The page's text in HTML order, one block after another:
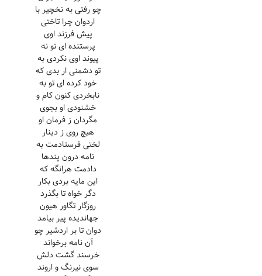
چو رفتی به نخچیر با
اردوان چرا تاختی
پیش فرزند اوی
پرستنده ای تو نه
پیوند اوی نکردی به
تو دشمنی ار بدی که
خود کرده ای تو به
نابخردی کنون کام و
خشنودی او بجوی
مگردان ز فرمان او
هیچ روی ز دینار
لختی فرستادمت به
نامه درون پندها
دادمت هرانگه که
این مایه بردی بکار
دگر خواه تا بگذرد
روزگار تگاور هیون
جهاندیده پیر بیامد
دوان تا بر اردشیر چو
آن نامه برخواند
خرسند گشت دلش
سوی نیرنگ و اروند